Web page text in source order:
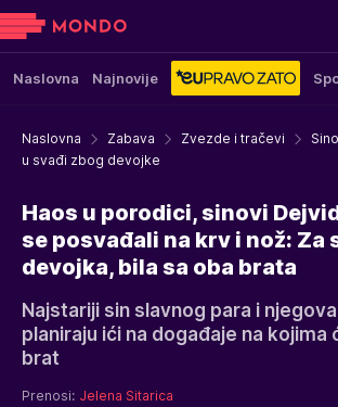
Naslovna Najnovije
Naslovna Zabava Zvezde i tračevi
u svađi zbog devojke
Haos u porodici, sinovi
se posvađali na krv i nož: Za
devojka, bila sa oba brata
Najstariji sin slavnog para i
planiraju ići na događaje na kojima
brat
Prenosi: Jelena Sitarica